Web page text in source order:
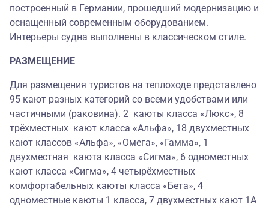
построенный в Германии, прошедший модернизацию и
оснащенный современным оборудованием.
Интерьеры судна выполнены в классическом стиле.
РАЗМЕЩЕНИЕ
Для размещения туристов на теплоходе представлено
95 кают разных категорий со всеми удобствами или
частичными (раковина). 2 каюты класса «Люкс», 8
трёхместных кают класса «Альфа», 18 двухместных
кают классов «Альфа», «Омега», «Гамма», 1
двухместная каюта класса «Сигма», 6 одноместных
кают класса «Сигма», 4 четырёхместных
комфортабельных каюты класса «Бета», 4
одноместные каюты 1 класса, 7 двухместных кают 1А